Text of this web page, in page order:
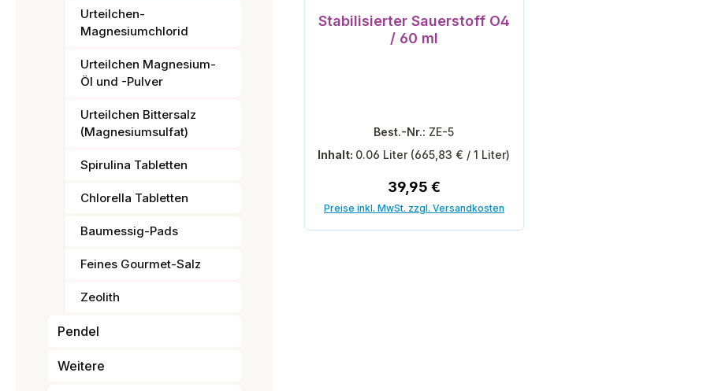
Urteilchen-
Magnesiumchlorid
Urteilchen Magnesium-
Öl und -Pulver
Urteilchen Bittersalz
(Magnesiumsulfat)
Spirulina Tabletten
Chlorella Tabletten
Baumessig-Pads
Feines Gourmet-Salz
Zeolith
Pendel
Weitere
Stabilisierter Sauerstoff O4
/ 60 ml
Best.-Nr.: ZE-5
Inhalt: 0.06 Liter (665,83 € / 1 Liter)
Regulärer Preis:
39,95 €
Preise inkl. MwSt. zzgl. Versandkosten